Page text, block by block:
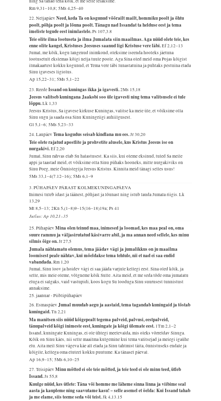
Rm 9,31–10,8; 5Ms 4,25–40
22. NeljapäevNeed, keda Ta on kogunud võõrailt mailt, hommiku poolt ja õhtu
poolt, põhja poolt ja lõuna poolt. Tänagu nad Issandat ta helduse eest ja tema
imeliste tegude eest inimlastele.Ps 107,3.8
Teie olite ilma lootuseta ja ilma Jumalata siin maailmas. Aga nüüd olete teie, kes
enne olite kaugel, Kristuses Jeesuses saanud ligi Kristuse vere läbi.Ef 2,12–13
Jumal, me kõik, kogu langenud inimkond, oleksime iseenda hooleks jäetuna
lootusetult ekslemas kõigi nelja tuule poole. Aga Sina oled meid oma Pojas kõigist
ilmakaartest kokku kogunud, et Tema vere läbi lunastatuina ja puhtaks pestuina elada
Sinu igaveses ligiolus.
Ap 15,22–31; 5Ms 5,1–22
23. ReedeIssand on kuningas ikka ja igavesti.2Ms 15,18
Jeesus valitseb kuningana Jaakobi soo üle igavesti ning tema valitsusele ei tule
lõppu.Lk 1,33
Jeesus Kristus, Sa igavese kirkuse Kuningas, valitse ka meie üle, et võiksime olla
Sinu sugu ja saada osa Sinu Kuningriigi auhiilgusest.
Gl 5,1–6; 5Ms 5,23–33
24. LaupäevTema kogudus seisab kindlana mu ees.Jr 30,20
Teie olete rajatud apostlite ja prohvetite alusele, kus Kristus Jeesus ise on
nurgakivi.Ef 2,20
Jumal, Sinu rahvas elab Su halastusest. Ka siis, kui oleme eksinud, tuled Sa meile
appi ja taastad meid, et võiksime olla Sinu pühaks hooneks, mille nurgakiviks on
Sinu Poeg, meie Õnnistegija Jeesus Kristus. Kinnita meid tänagi selles usus!
5Ms 33,1–4(7.12–16); 5Ms 6,1–9
3. PÜHAPÄEV PÄRAST KOLMEKUNINGAPÄEVA
Inimesi tuleb idast ja läänest, põhjast ja lõunast ning istub lauda Jumala riigis.Lk
13,29
Mt 8,5–13; 2Kn 5,(1–8)9–15(16–18)19a; Ps 41
Jutlus: Ap 10,21–35
25. PühapäevMina olen teinud maa, inimesed ja loomad, kes maa peal on, oma
suure rammu ja väljasirutatud käsivarre abil, ja ma annan need sellele, kes minu
silmis õige on.Jr 27,5
Jumala nähtamatu olemus, tema jäädav vägi ja jumalikkus on ju maailma
loomisest peale nähtav, kui mõeldakse tema tehtule, nii et nad ei saa endid
vabandada.Rm 1,20
Jumal, Sinu loov ja hoidev vägi ei saa jääda varjule kellegi eest. Sina oled kõik, ja
selle, mis meie oleme, võlgneme kõik Sulle. Aita meid, et me seda tõde oma jumalatu
eluga ei salgaks, vaid vastupidi, koos kogu Su looduga Sinu suurusest tunnistust
annaksime.
25. jaanuar - Piiblipühapäev
26. EsmaspäevJumal muudab aegu ja aastaid, tema tagandab kuningaid ja tõstab
kuningaid.Tn 2,21
Ma manitsen siis nüüd kõigepealt tegema palveid, palvusi, eestpalveid,
tänupalveid kõigi inimeste eest, kuningate ja kõigi ülemate eest. 1Tm 2,1–2
Issand, kuningate Kuningas, ei ole ühtegi meelevalda, mis oleks võrreldav Sinuga.
Kõik on Sinu käes, nii selle maailma kulgemine kui tema valitsejad ja meiegi igaühe
elu. Aita meil Sinu vägeva käe all elada ja Sinu tahtmist täita, õnnistuseks endale ja
kõigile, kellega oma eluteel kokku puutume. Ka tänasel päeval.
Ap 16,9–15; 5Ms 6,10–25
27. TeisipäevMinu mõtted ei ole teie mõtted, ja teie teed ei ole minu teed, ütleb
Issand.Js 55,8
Kuulge nüüd, kes ütlete: Täna või homme me läheme sinna linna ja viibime seal
aasta ja kaupleme ning saavutame kasu! – selle asemel et öelda: Kui Issand tahab
ja me elame, siis teeme seda või teist.Jk 4,13.15